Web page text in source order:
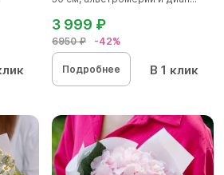
6950 ₽ -42%
3 999 ₽
Подробнее В 1 клик